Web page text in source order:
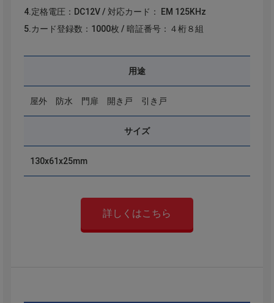
4.定格電圧：DC12V / 対応カード： EM 125KHz
5.カード登録数：1000枚 / 暗証番号：４桁８組
用途
屋外 防水 門扉 開き戸 引き戸
サイズ
130x61x25mm
詳しくはこちら